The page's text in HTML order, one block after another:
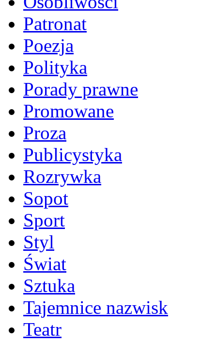
Patronat
Poezja
Polityka
Porady prawne
Promowane
Proza
Publicystyka
Rozrywka
Sopot
Sport
Styl
Świat
Sztuka
Tajemnice nazwisk
Teatr